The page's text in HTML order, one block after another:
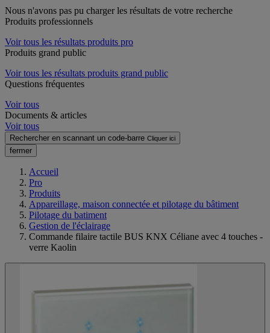
Nous n'avons pas pu charger les résultats de votre recherche
Produits professionnels
Voir tous les résultats produits pro
Produits grand public
Voir tous les résultats produits grand public
Questions fréquentes
Voir tous
Documents & articles
Voir tous
Rechercher en scannant un code-barre Cliquer ici
fermer
Accueil
Pro
Produits
Appareillage, maison connectée et pilotage du bâtiment
Pilotage du batiment
Gestion de l'éclairage
Commande filaire tactile BUS KNX Céliane avec 4 touches -
verre Kaolin